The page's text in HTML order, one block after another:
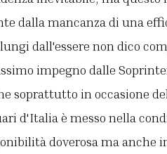
dalla mancanza di una
dall'essere non dico
impegno dalle
soprattutto in occasione
d'Italia è messo nella
doverosa ma anche